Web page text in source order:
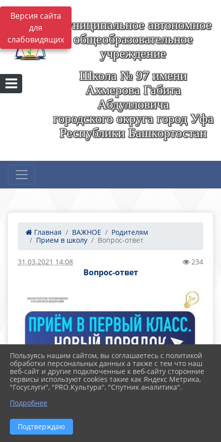
Версия сайта
для
слабовидящих
Муниципальное автономное
общеобразовательное
учреждение
Школа № 97 имени
Ахмерова Габита
Абдулловича
городского округа город Уфа
Республики Башкортостан
Главная ВАЖНОЕ
Родителям
Прием в школу
Вопрос-ответ
31.03.2021 14:08 234
Вопрос-ответ
Пользуясь нашим сайтом, вы соглашаетесь с политикой
обработки персональных данных а также с тем что наш
веб-сайт и другие подключенные к веб-сайту сторонние
сервисы используют cookies такие как Яндекс Метрика,
"Госуслуги", "PRO.Культура", "Спутник аналитика".
Подробнее
Подтверждаю